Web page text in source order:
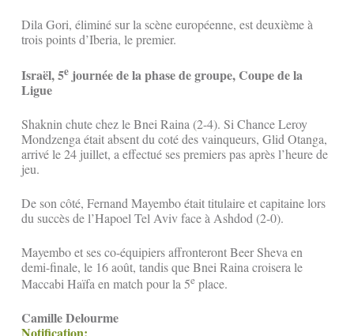
Dila Gori, éliminé sur la scène européenne, est deuxième à
trois points d’Iberia, le premier.
Israël, 5e journée de la phase de groupe, Coupe de la
Ligue
Shaknin chute chez le Bnei Raina (2-4). Si Chance Leroy
Mondzenga était absent du coté des vainqueurs, Glid Otanga,
arrivé le 24 juillet, a effectué ses premiers pas après l’heure de
jeu.
De son côté, Fernand Mayembo était titulaire et capitaine lors
du succès de l’Hapoel Tel Aviv face à Ashdod (2-0).
Mayembo et ses co-équipiers affronteront Beer Sheva en
demi-finale, le 16 août, tandis que Bnei Raina croisera le
Maccabi Haïfa en match pour la 5e place.
Camille Delourme